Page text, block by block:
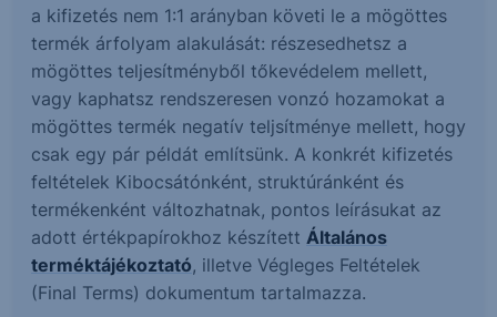
a kifizetés nem 1:1 arányban követi le a mögöttes
termék árfolyam alakulását: részesedhetsz a
mögöttes teljesítményből tőkevédelem mellett,
vagy kaphatsz rendszeresen vonzó hozamokat a
mögöttes termék negatív teljsítménye mellett, hogy
csak egy pár példát említsünk. A konkrét kifizetés
feltételek Kibocsátónként, struktúránként és
termékenként változhatnak, pontos leírásukat az
adott értékpapírokhoz készített Általános
terméktájékoztató, illetve Végleges Feltételek
(Final Terms) dokumentum tartalmazza.